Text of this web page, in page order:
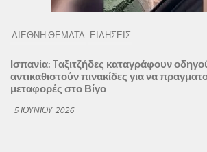
ΔΙΕΘΝΗ ΘΕΜΑΤΑ ΕΙΔΗΣΕΙΣ
Ισπανία: Tαξιτζήδες καταγράφουν
αντικαθιστούν πινακίδες για να
μεταφορές στο Βίγο
5 ΙΟΥΝΊΟΥ 2026